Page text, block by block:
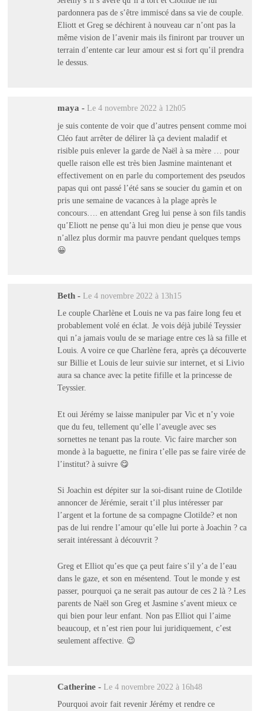
pardonnera pas de s’être immiscé dans sa vie de couple.
Eliott et Greg se déchirent à nouveau car n’ont pas la
même vision de l’avenir mais ils finiront par trouver un
terrain d’entente car leur amour est si fort qu’il prendra
le dessus.
maya - Le 4 novembre 2022 à 12h05
je suis contente de voir que d’autres pensent comme moi
Cléo faut arrêter de délirer là ça devient maladif et
risible puis enlever la garde de Naël à sa mère … pour
quelle raison elle est très bien Jasmine maintenant et
effectivement on en parle du comportement des pseudos
papas qui ont passé l’été sans se soucier du gamin et on
pris une semaine de vacances à la plage après le
concours…. en attendant Greg lui pense à son fils tandis
qu’Eliott ne pense qu’à lui mon dieu je pense que vous
n’allez plus dormir ma pauvre pendant quelques temps
😀
Beth - Le 4 novembre 2022 à 13h15
Le couple Charlène et Louis ne va pas faire long feu et
probablement volé en éclat. Je vois déjà jubilé Teyssier
qui n’a jamais voulu de se mariage entre ces là sa fille et
Louis. A voire ce que Charlène fera, après ça découverte
sur Billie et Louis de leur suivie sur internet, et si Livio
aura sa chance avec la petite fifille et la princesse de
Teyssier.
Et oui Jérémy se laisse manipuler par Vic et n’y voie
que du feu, tellement qu’elle l’aveugle avec ses
sornettes ne tenant pas la route. Vic faire marcher son
monde à la baguette, ne finira t’elle pas se faire virée de
l’institut? à suivre 😋
Si Joachin est dépiter sur la soi-disant ruine de Clotilde
annoncer de Jérémie, serait t’il plus intéresser par
l’argent et la fortune de sa compagne Clotilde? et non
pas de lui rendre l’amour qu’elle lui porte à Joachin ? ca
serait intéressant à découvrit ?
Greg et Elliot qu’es que ça peut faire s’il y’a de l’eau
dans le gaze, et son en mésentend. Tout le monde y est
passer, pourquoi ça ne serait pas autour de ces 2 là ? Les
parents de Naël son Greg et Jasmine s’avent mieux ce
qui bien pour leur enfant. Non pas Elliot qui l’aime
beaucoup, et n’est rien pour lui juridiquement, c’est
seulement affective. 😉
Catherine - Le 4 novembre 2022 à 16h48
Pourquoi avoir fait revenir Jérémy et rendre ce